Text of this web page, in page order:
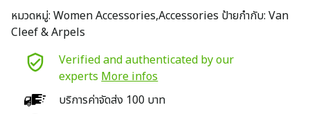
หมวดหมู่: Women Accessories,Accessories ป้ายกำกับ: Van
Cleef & Arpels
Verified and authenticated by our
experts More infos
บริการค่าจัดส่ง 100 บาท